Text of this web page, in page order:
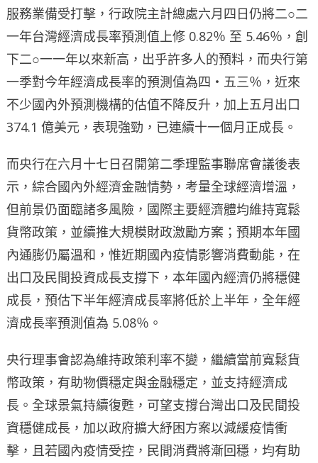
服務業備受打擊，行政院主計總處六月四日仍將二○二
一年台灣經濟成長率預測值上修 0.82％ 至 5.46％，創
下二○一一年以來新高，出乎許多人的預料，而央行第
一季對今年經濟成長率的預測值為四‧五三％，近來
不少國內外預測機構的估值不降反升，加上五月出口
374.1 億美元，表現強勁，已連續十一個月正成長。
而央行在六月十七日召開第二季理監事聯席會議後表
示，綜合國內外經濟金融情勢，考量全球經濟增溫，
但前景仍面臨諸多風險，國際主要經濟體均維持寬鬆
貨幣政策，並續推大規模財政激勵方案；預期本年國
內通膨仍屬溫和，惟近期國內疫情影響消費動能，在
出口及民間投資成長支撐下，本年國內經濟仍將穩健
成長，預估下半年經濟成長率將低於上半年，全年經
濟成長率預測值為 5.08％。
央行理事會認為維持政策利率不變，繼續當前寬鬆貨
幣政策，有助物價穩定與金融穩定，並支持經濟成
長。全球景氣持續復甦，可望支撐台灣出口及民間投
資穩健成長，加以政府擴大紓困方案以減緩疫情衝
擊，且若國內疫情受控，民間消費將漸回穩，均有助